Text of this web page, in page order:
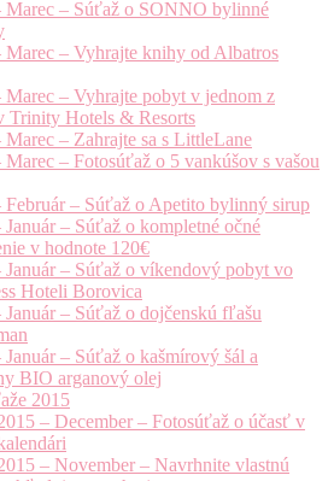
Marec – Súťaž o SONNO bylinné
Marec – Vyhrajte knihy od Albatros
Marec – Vyhrajte pobyt v jednom z
Trinity Hotels & Resorts
Marec – Zahrajte sa s LittleLane
Marec – Fotosúťaž o 5 vankúšov s vašou
Február – Súťaž o Apetito bylinný sirup
Január – Súťaž o kompletné očné
v hodnote 120€
Január – Súťaž o víkendový pobyt vo
Hoteli Borovica
Január – Súťaž o dojčenskú fľašu
Január – Súťaž o kašmírový šál a
BIO arganový olej
2015
– December – Fotosúťaž o účasť v
– November – Navrhnite vlastnú